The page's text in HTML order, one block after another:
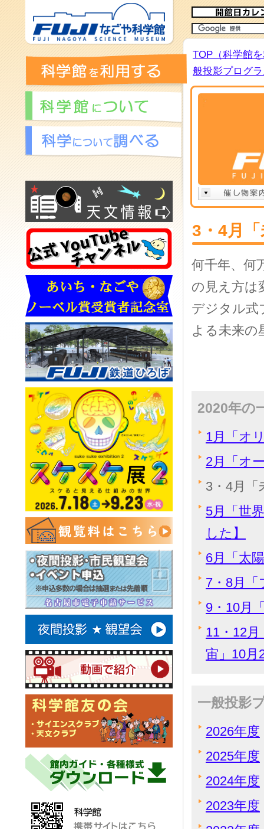
TOP（科学館
般投影プログ
3・4月
何千年、何
の見え方
デジタル式
よる未来の
2020年の
1月「オ
2月「オ
3・4月「
5月「世
した】
6月「太
7・8月
9・10月
11・12
宙」10月
一般投影
2026年度
2025年度
2024年度
2023年度